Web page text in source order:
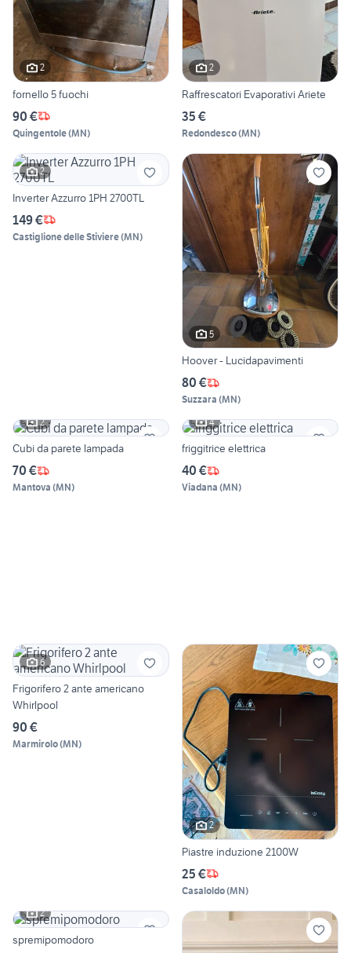
2
fornello 5 fuochi
90 €
Quingentole(MN)
2
Raffrescatori Evaporativi Ariete
35 €
Redondesco(MN)
2
Inverter Azzurro 1PH 2700TL
149 €
Castiglione delle Stiviere(MN)
5
Hoover - Lucidapavimenti
80 €
Suzzara (MN)
2
Cubi da parete lampada
70 €
Mantova (MN)
4
friggitrice elettrica
40 €
Viadana (MN)
6
Frigorifero 2 ante americano
Whirlpool
90 €
Marmirolo(MN)
2
Piastre induzione 2100W
25 €
Casaloldo(MN)
2
spremipomodoro